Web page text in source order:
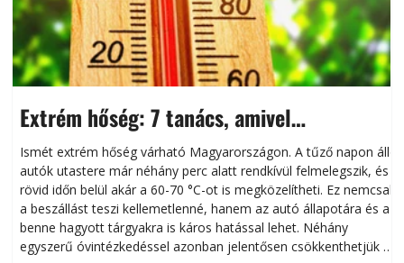
Extrém hőség: 7 tanács, amivel
megóvhatjuk autónkat a nyári károktól
Ismét extrém hőség várható Magyarországon. A tűző napon álló
autók utastere már néhány perc alatt rendkívül felmelegszik, és
rövid időn belül akár a 60-70 °C-ot is megközelítheti. Ez nemcsak
a beszállást teszi kellemetlenné, hanem az autó állapotára és a
benne hagyott tárgyakra is káros hatással lehet. Néhány
egyszerű óvintézkedéssel azonban jelentősen csökkenthetjük a